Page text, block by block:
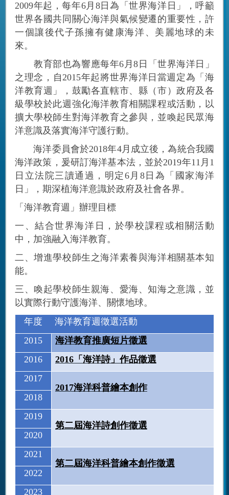
2009年起，每年6月8日為「世界海洋日」，呼籲
世界各國共同關心海洋與氣候變遷的重要性，許
一個讓後代子孫擁有健康海洋、美麗地球的未
來。
教育部也為響應每年6月8日「世界海洋日」
之理念，自2015年起將世界海洋日當週定為「海
洋教育週」，鼓勵各直轄市、縣（市）政府及各
級學校於此週強化海洋教育相關課程或活動，以
擴大學校師生對海洋教育之參與，並喚起民眾海
洋意識及落實海洋守護行動。
海洋委員會於2018年4月成立後，為統合我國
海洋政策，爰研訂海洋基本法，並於2019年11月1
日立法院三讀通過，明定6月8日為「國家海洋
日」，期深植海洋意識於政府及社會各界。
「海洋教育週」辦理目標
一、結合世界海洋日，於學校課程或相關活動
中，加強融入海洋教育。
二、增進學校師生之海洋素養與海洋相關基本知
能。
三、喚起學校師生親海、愛海、知海之意識，並
以實際行動守護海洋、關懷地球。
年度
海洋教育週徵選活動
2015
海洋教育推廣短片徵選
2016
2016 「海洋詩」作品徵選
2017
2017海洋科普繪本創作
2018
2019
第二屆海洋詩創作徵選
2020
2021
第二屆海洋科普繪本創作徵選
2022
2023